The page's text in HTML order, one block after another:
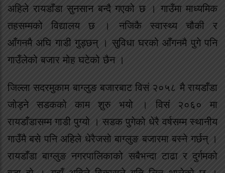
अहिले रायडाँडा सुनसान बन्दै गएको छ । गाउँमा माध्यमिक
तहसम्मको विद्यालय छ । नजिकै स्वास्थ्य चौकी र
आँगनमै अघि गाडी गुड्छन् । सुविधा घरको आँगनमै पुगे पनि
गाउँलेको बजार मोह घटेको छैन ।
जिल्ला सदरमुकाम बाग्लुङ बजारबाट विसं २०५८ मै रायडाँडा
जोड्ने सडकको काम शुरु भयो । विसं २०६० मा
रायडाँडासम्म गाडी पुग्यो । सडक पुगेको धेरै वर्षसम्म स्थानीय
गाउँमै बसे पनि अहिले धेरैजसो बाग्लुङ बजारमा बस्ने गर्छन् ।
रायडाँडा बाग्लुङ नगरपालिकाको सबैभन्दा टाढा र दुर्गमको